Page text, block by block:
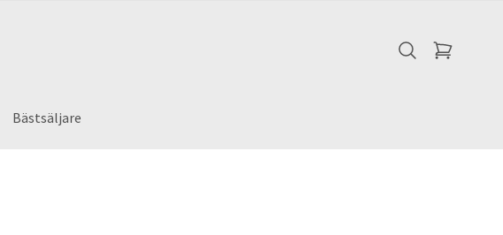
Bästsäljare